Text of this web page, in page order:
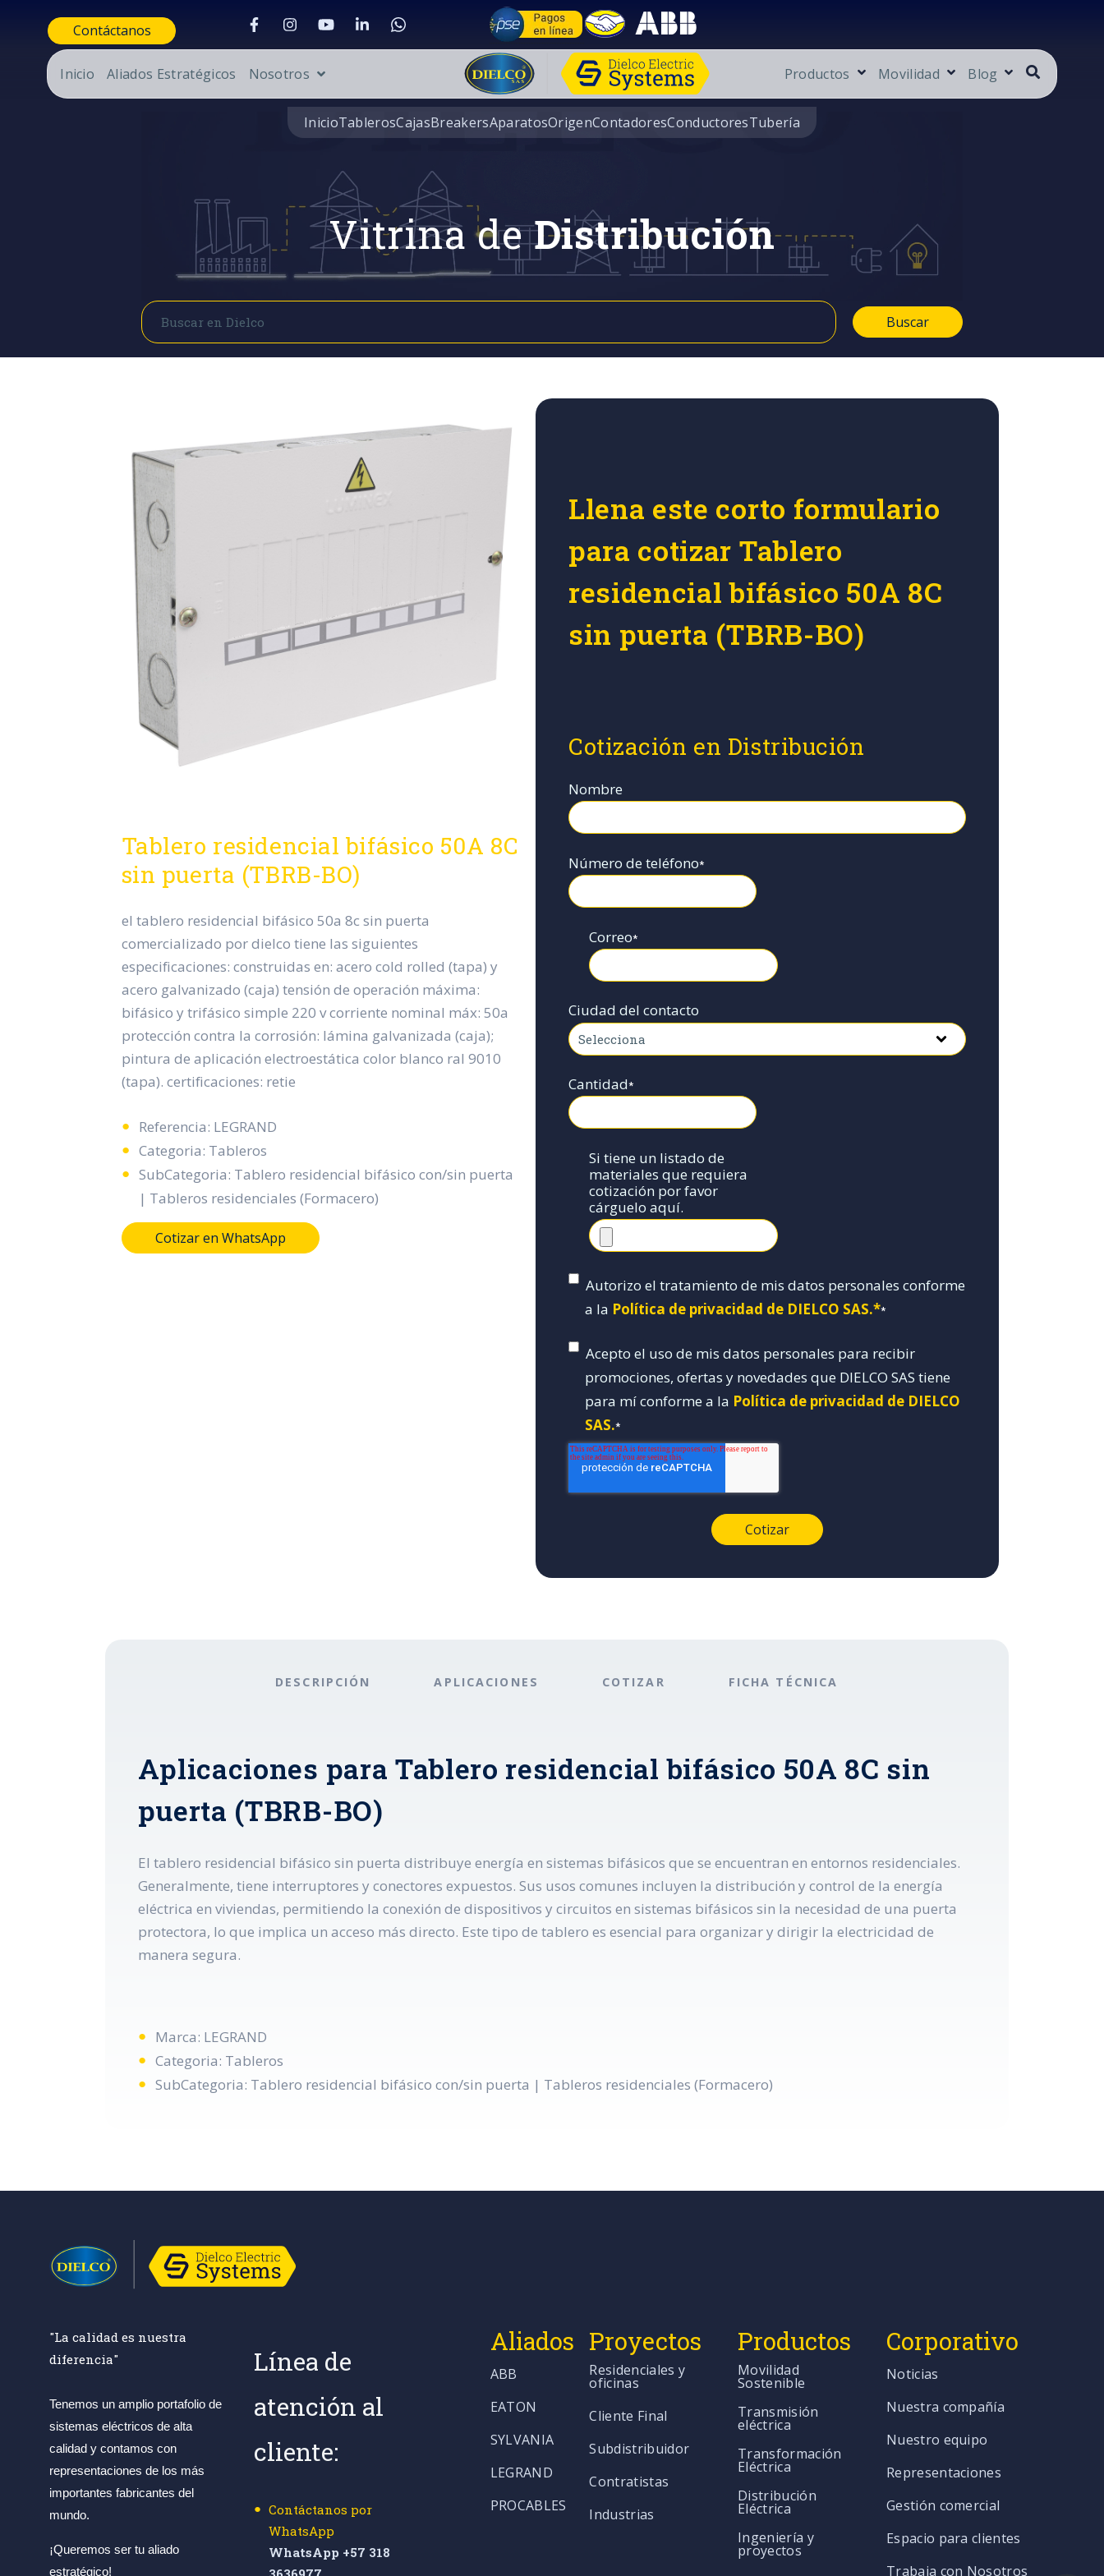
Contáctanos
Inicio Aliados Estratégicos Nosotros Productos Movilidad Blog
InicioTablerosCajasBreakersAparatosOrigenContadoresConductoresTubería
Vitrina deDistribución
Buscar
Buscar
Tablero residencial bifásico 50A 8C
sin puerta (TBRB-BO)
el tablero residencial bifásico 50a 8c sin puerta
comercializado por dielco tiene las siguientes
especificaciones: construidas en: acero cold rolled (tapa) y
acero galvanizado (caja) tensión de operación máxima:
bifásico y trifásico simple 220 v corriente nominal máx: 50a
protección contra la corrosión: lámina galvanizada (caja);
pintura de aplicación electroestática color blanco ral 9010
(tapa). certificaciones: retie
Referencia: LEGRAND
Categoria: Tableros
SubCategoria: Tablero residencial bifásico con/sin puerta
| Tableros residenciales (Formacero)
Cotizar en WhatsApp
Llena este corto formulario
para cotizar Tablero
residencial bifásico 50A 8C
sin puerta (TBRB-BO)
Cotización en Distribución
Nombre
Número de teléfono*
Correo*
Ciudad del contacto
Cantidad*
Si tiene un listado de
materiales que requiera
cotización por favor
cárguelo aquí.
Autorizo el tratamiento de mis datos personales conforme
a la Política de privacidad de DIELCO SAS.**
Acepto el uso de mis datos personales para recibir
promociones, ofertas y novedades que DIELCO SAS tiene
para mí conforme a la Política de privacidad de DIELCO
SAS.*
DESCRIPCIÓN APLICACIONES COTIZAR FICHA TÉCNICA
Aplicaciones para Tablero residencial bifásico 50A 8C sin
puerta (TBRB-BO)
El tablero residencial bifásico sin puerta distribuye energía en sistemas bifásicos que se encuentran en entornos residenciales.
Generalmente, tiene interruptores y conectores expuestos. Sus usos comunes incluyen la distribución y control de la energía
eléctrica en viviendas, permitiendo la conexión de dispositivos y circuitos en sistemas bifásicos sin la necesidad de una puerta
protectora, lo que implica un acceso más directo. Este tipo de tablero es esencial para organizar y dirigir la electricidad de
manera segura.
Marca: LEGRAND
Categoria: Tableros
SubCategoria: Tablero residencial bifásico con/sin puerta | Tableros residenciales (Formacero)
"La calidad es nuestra
diferencia"
Tenemos un amplio portafolio de
sistemas eléctricos de alta
calidad y contamos con
representaciones de los más
importantes fabricantes del
mundo.
¡Queremos ser tu aliado
estratégico!
Línea de
atención al
cliente:
Contáctanos por
WhatsApp
WhatsApp +57 318
Aliados
ABB
EATON
SYLVANIA
LEGRAND
PROCABLES
Proyectos
Residenciales y
oficinas
Cliente Final
Subdistribuidor
Contratistas
Industrias
Productos
Movilidad
Sostenible
Transmisión
eléctrica
Transformación
Eléctrica
Distribución
Eléctrica
Ingeniería y
proyectos
Corporativo
Noticias
Nuestra compañía
Nuestro equipo
Representaciones
Gestión comercial
Espacio para clientes
Trabaja con Nosotros